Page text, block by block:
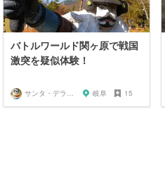
バトルワールド関ヶ原で戦国
激突を疑似体験！
サンタ・デラックス 岐阜 15